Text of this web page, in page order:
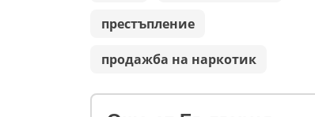
престъпление
продажба на наркотик